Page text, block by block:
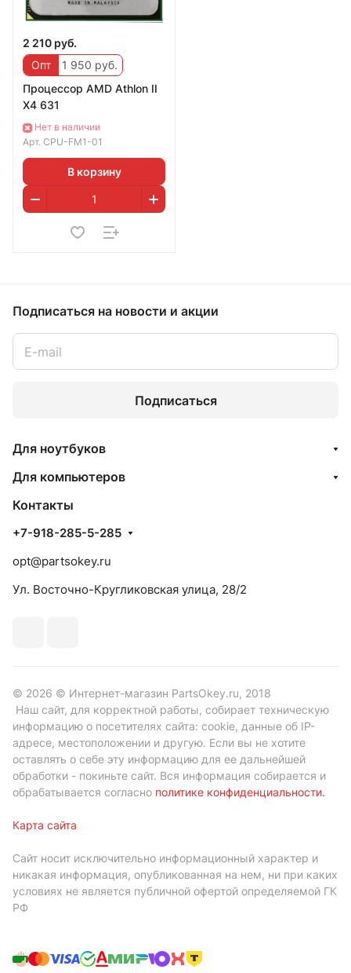
2 210 руб.
Опт
1 950 руб.
Процессор AMD Athlon II
X4 631
Нет в наличии
Арт. CPU-FM1-01
В корзину
Подписаться на новости и акции
Подписаться
Для ноутбуков
Для компьютеров
Контакты
+7-918-285-5-285
opt@partsokey.ru
Ул. Восточно-Кругликовская улица, 28/2
© 2026 © Интернет-магазин PartsOkey.ru, 2018
Наш сайт, для корректной работы, собирает техническую
информацию о посетителях сайта: cookie, данные об IP-
адресе, местоположении и другую. Если вы не хотите
оставлять о себе эту информацию для ее дальнейшей
обработки - покиньте сайт. Вся информация собирается и
обрабатывается согласно политике конфиденциальности.
Карта сайта
Сайт носит исключительно информационный характер и
никакая информация, опубликованная на нем, ни при каких
условиях не является публичной офертой определяемой ГК
РФ